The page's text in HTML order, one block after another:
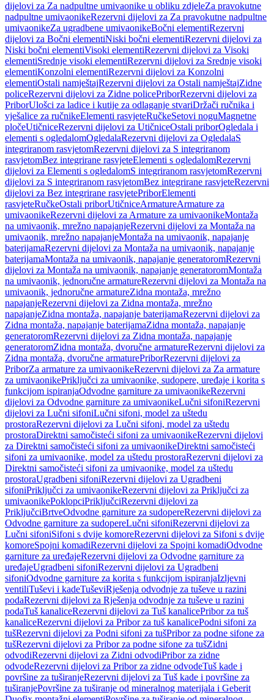
dijelovi za Za nadpultne umivaonike u obliku zdjeleZa pravokutne
nadpultne umivaonikeRezervni dijelovi za Za pravokutne nadpultne
umivaonikeZa ugradbene umivaonikeBočni elementiRezervni
dijelovi za Bočni elementiNiski bočni elementiRezervni dijelovi za
Niski bočni elementiVisoki elementiRezervni dijelovi za Visoki
elementiSrednje visoki elementiRezervni dijelovi za Srednje visoki
elementiKonzolni elementiRezervni dijelovi za Konzolni
elementiOstali namještajRezervni dijelovi za Ostali namještajZidne
policeRezervni dijelovi za Zidne policePriborRezervni dijelovi za
PriborUlošci za ladice i kutije za odlaganje stvariDržači ručnika i
vješalice za ručnikeElementi rasvjeteRučkeSetovi noguMagnetne
pločeUtičniceRezervni dijelovi za UtičniceOstali priborOgledala i
elementi s ogledalomOgledalaRezervni dijelovi za OgledalaS
integriranom rasvjetomRezervni dijelovi za S integriranom
rasvjetomBez integrirane rasvjeteElementi s ogledalomRezervni
dijelovi za Elementi s ogledalomS integriranom rasvjetomRezervni
dijelovi za S integriranom rasvjetomBez integrirane rasvjeteRezervni
dijelovi za Bez integrirane rasvjetePriborElementi
rasvjeteRučkeOstali priborUtičniceArmatureArmature za
umivaonikeRezervni dijelovi za Armature za umivaonikeMontaža
na umivaonik, mrežno napajanjeRezervni dijelovi za Montaža na
umivaonik, mrežno napajanjeMontaža na umivaonik, napajanje
baterijamaRezervni dijelovi za Montaža na umivaonik, napajanje
baterijamaMontaža na umivaonik, napajanje generatoromRezervni
dijelovi za Montaža na umivaonik, napajanje generatoromMontaža
na umivaonik, jednoručne armatureRezervni dijelovi za Montaža na
umivaonik, jednoručne armatureZidna montaža, mrežno
napajanjeRezervni dijelovi za Zidna montaža, mrežno
napajanjeZidna montaža, napajanje baterijamaRezervni dijelovi za
Zidna montaža, napajanje baterijamaZidna montaža, napajanje
generatoromRezervni dijelovi za Zidna montaža, napajanje
generatoromZidna montaža, dvoručne armatureRezervni dijelovi za
Zidna montaža, dvoručne armaturePriborRezervni dijelovi za
PriborZa armature za umivaonikeRezervni dijelovi za Za armature
za umivaonikePriključci za umivaonike, sudopere, uređaje i korita s
funkcijom ispiranjaOdvodne garniture za umivaonikeRezervni
dijelovi za Odvodne garniture za umivaonikeLučni sifoniRezervni
dijelovi za Lučni sifoniLučni sifoni, model za uštedu
prostoraRezervni dijelovi za Lučni sifoni, model za uštedu
prostoraDirektni samočisteći sifoni za umivaonikeRezervni dijelovi
za Direktni samočisteći sifoni za umivaonikeDirektni samočisteći
sifoni za umivaonike, model za uštedu prostoraRezervni dijelovi za
Direktni samočisteći sifoni za umivaonike, model za uštedu
prostoraUgradbeni sifoniRezervni dijelovi za Ugradbeni
sifoniPriključci za umivaonikeRezervni dijelovi za Priključci za
umivaonikePoklopciPriključciRezervni dijelovi za
PriključciBrtveOdvodne garniture za sudopereRezervni dijelovi za
Odvodne garniture za sudopereLučni sifoniRezervni dijelovi za
Lučni sifoniSifoni s dvije komoreRezervni dijelovi za Sifoni s dvije
komoreSpojni komadiRezervni dijelovi za Spojni komadiOdvodne
garniture za uređajeRezervni dijelovi za Odvodne garniture za
uređajeUgradbeni sifoniRezervni dijelovi za Ugradbeni
sifoniOdvodne garniture za korita s funkcijom ispiranjaIzljevni
ventiliTuševi i kadeTuševiRješenja odvodnje za tuševe u razini
podaRezervni dijelovi za Rješenja odvodnje za tuševe u razini
podaTuš kanaliceRezervni dijelovi za Tuš kanalicePribor za tuš
kanaliceRezervni dijelovi za Pribor za tuš kanalicePodni sifoni za
tušRezervni dijelovi za Podni sifoni za tušPribor za podne sifone za
tušRezervni dijelovi za Pribor za podne sifone za tušZidni
odvodiRezervni dijelovi za Zidni odvodiPribor za zidne
odvodeRezervni dijelovi za Pribor za zidne odvodeTuš kade i
površine za tuširanjeRezervni dijelovi za Tuš kade i površine za
tuširanjePovršine za tuširanje od mineralnog materijala i Geberit